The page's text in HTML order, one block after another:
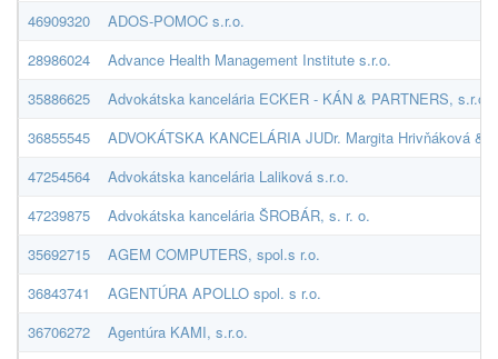
46909320
ADOS-POMOC s.r.o.
28986024
Advance Health Management Institute s.r.o.
35886625
Advokátska kancelária ECKER - KÁN & PARTNERS, s.r.o.
36855545
ADVOKÁTSKA KANCELÁRIA JUDr. Margita Hrivňáková &
47254564
Advokátska kancelária Laliková s.r.o.
47239875
Advokátska kancelária ŠROBÁR, s. r. o.
35692715
AGEM COMPUTERS, spol.s r.o.
36843741
AGENTÚRA APOLLO spol. s r.o.
36706272
Agentúra KAMI, s.r.o.